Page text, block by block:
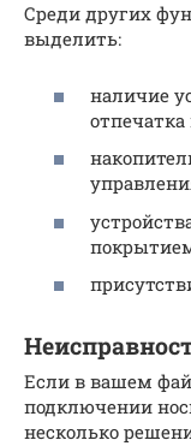
Среди других
выделить:
наличие
отпечатка
Если в вашем
подключении
несколько